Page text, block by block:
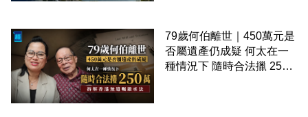
79歲何伯離世｜450萬元是
否屬遺產仍成疑 何太在一
種情況下 隨時合法擸 250